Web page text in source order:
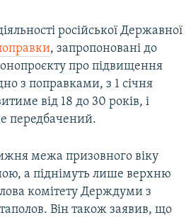
російської Державної
, запропоновані до
про підвищення
з поправками, з 1 січня
від 18 до 30 років, і
передбачений.
межа призовного віку
а піднімуть лише верхню
комітету Держдуми з
Він також заявив, що